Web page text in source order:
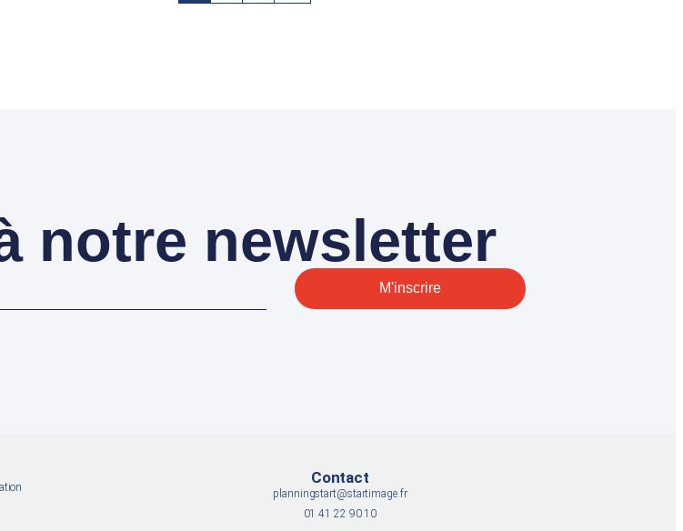
notre newsletter
M'inscrire
Contact
planningstart@startimage.fr
01 41 22 90 10